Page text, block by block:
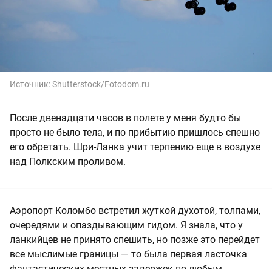
Источник:Shutterstock/Fotodom.ru
После двенадцати часов в полете у меня будто бы
просто не было тела, и по прибытию пришлось спешно
его обретать. Шри-Ланка учит терпению еще в воздухе
над Полкским проливом.
Аэропорт Коломбо встретил жуткой духотой, толпами,
очередями и опаздывающим гидом. Я знала, что у
ланкийцев не принято спешить, но позже это перейдет
все мыслимые границы — то была первая ласточка